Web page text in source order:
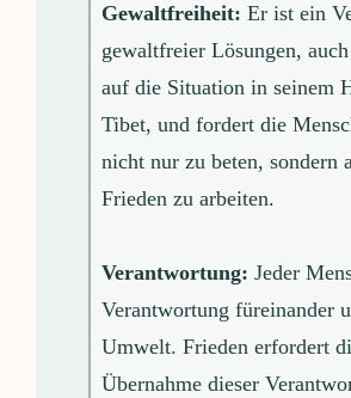
Gewaltfreiheit: Er ist ein
gewaltfreier Lösungen,
auf die Situation in seinem
Tibet, und fordert die
nicht nur zu beten, sondern
Frieden zu arbeiten.
Verantwortung: Jeder
Verantwortung füreinander
Umwelt. Frieden erfordert
Übernahme dieser